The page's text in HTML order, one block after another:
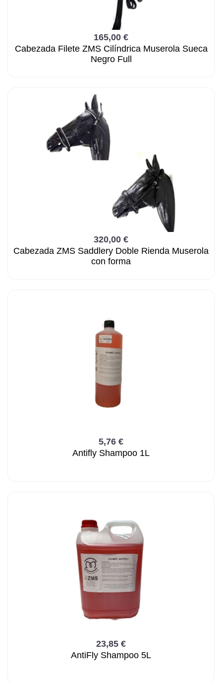
165,00 €
Cabezada Filete ZMS Cilíndrica Muserola Sueca
Negro Full
320,00 €
Cabezada ZMS Saddlery Doble Rienda Muserola
con forma
5,76 €
Antifly Shampoo 1L
23,85 €
AntiFly Shampoo 5L